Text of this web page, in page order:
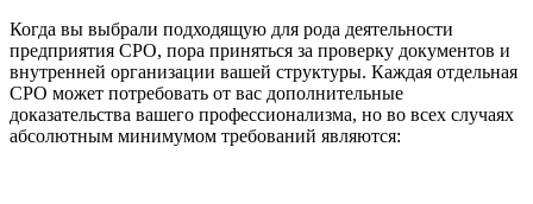
Когда вы выбрали подходящую для рода деятельности
предприятия СРО, пора приняться за проверку документов и
внутренней организации вашей структуры. Каждая отдельная
СРО может потребовать от вас дополнительные
доказательства вашего профессионализма, но во всех случаях
абсолютным минимумом требований являются: